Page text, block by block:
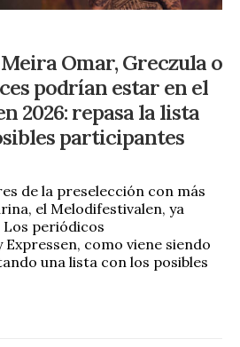
Omar, Greczula o
podrían estar en el
2026: repasa la lista
participantes
de la preselección con más
el Melodifestivalen, ya
Los periódicos
como viene siendo
una lista con los posibles